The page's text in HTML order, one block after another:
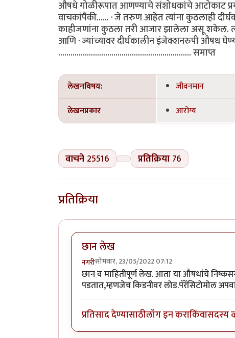
औषधे गोळीरूपात आणण्याचे संशोधकांचे आटोकाट
वाचकांपैकी...... · जे तरुण आहेत त्यांना कुठलाही
काहीजणांना कुठला तरी आजार झालेला असू शकेल.
आणि · ज्यांच्यावर दीर्घकालीन इंजेक्शनरुपी औषध
................................................................. समाप्त
लेखनविषय:
जीवनमान
लेखनप्रकार
आरोग्य
वाचने 25516 प्रतिक्रिया 76
प्रतिक्रिया
छान लेख
नगरीसोमवार, 23/05/2022 07:12
छान व माहितीपूर्ण लेख. आता या औषधांचे
पडतात,म्हणजेच किडनीवर लोड.पॅरॅसिटोमोल
प्रतिसाद देण्यासाठीलॉग इन कराकिंवासदस्य